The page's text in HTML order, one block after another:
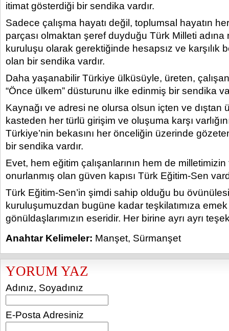
itimat gösterdiği bir sendika vardır.
Sadece çalışma hayatı değil, toplumsal hayatın
parçası olmaktan şeref duyduğu Türk Milleti adına
kuruluşu olarak gerektiğinde hesapsız ve karşılık
olan bir sendika vardır.
Daha yaşanabilir Türkiye ülküsüyle, üreten,
“Önce ülkem” düsturunu ilke edinmiş bir sendika
Kaynağı ve adresi ne olursa olsun içten ve dıştan
kasteden her türlü girişim ve oluşuma karşı
Türkiye’nin bekasını her önceliğin üzerinde
bir sendika vardır.
Evet, hem eğitim çalışanlarının hem de
onurlanmış olan güven kapısı Türk Eğitim-Sen
Türk Eğitim-Sen’in şimdi sahip olduğu bu
kuruluşumuzdan bugüne kadar teşkilatımıza
gönüldaşlarımızın eseridir. Her birine ayrı ayrı
Anahtar Kelimeler: Manşet, Sürmanşet
YORUM YAZ
Adınız, Soyadınız
E-Posta Adresiniz